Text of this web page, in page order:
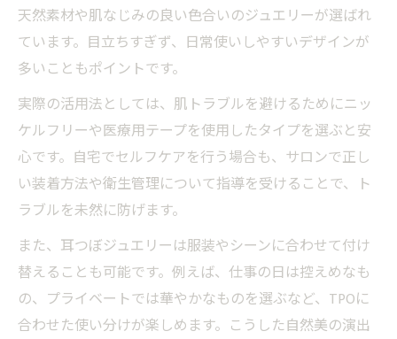
天然素材や肌なじみの良い色合いのジュエリーが選ばれ
ています。目立ちすぎず、日常使いしやすいデザインが
多いこともポイントです。
実際の活用法としては、肌トラブルを避けるためにニッ
ケルフリーや医療用テープを使用したタイプを選ぶと安
心です。自宅でセルフケアを行う場合も、サロンで正し
い装着方法や衛生管理について指導を受けることで、ト
ラブルを未然に防げます。
また、耳つぼジュエリーは服装やシーンに合わせて付け
替えることも可能です。例えば、仕事の日は控えめなも
の、プライベートでは華やかなものを選ぶなど、TPOに
合わせた使い分けが楽しめます。こうした自然美の演出